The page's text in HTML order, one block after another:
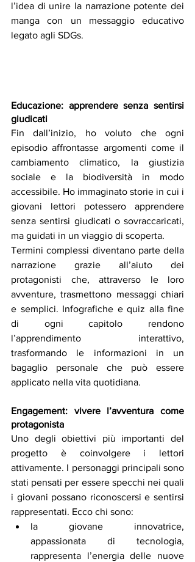
l’idea di unire la narrazione potente dei
manga con un messaggio educativo
legato agli SDGs.
Educazione: apprendere senza sentirsi
giudicati
Fin dall’inizio, ho voluto che ogni
episodio affrontasse argomenti come il
cambiamento climatico, la giustizia
sociale e la biodiversità in modo
accessibile. Ho immaginato storie in cui i
giovani lettori potessero apprendere
senza sentirsi giudicati o sovraccaricati,
ma guidati in un viaggio di scoperta.
Termini complessi diventano parte della
narrazione grazie all’aiuto dei
protagonisti che, attraverso le loro
avventure, trasmettono messaggi chiari
e semplici. Infografiche e quiz alla fine
di ogni capitolo rendono
l’apprendimento interattivo,
trasformando le informazioni in un
bagaglio personale che può essere
applicato nella vita quotidiana.
Engagement: vivere l’avventura come
protagonista
Uno degli obiettivi più importanti del
progetto è coinvolgere i lettori
attivamente. I personaggi principali sono
stati pensati per essere specchi nei quali
i giovani possano riconoscersi e sentirsi
rappresentati. Ecco chi sono:
la giovane innovatrice,
appassionata di tecnologia,
rappresenta l’energia delle nuove